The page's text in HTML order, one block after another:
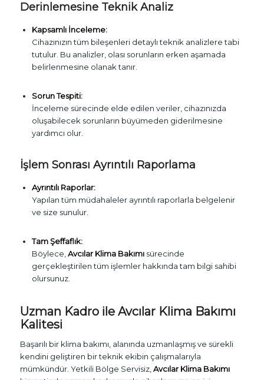
Derinlemesine Teknik Analiz
Kapsamlı İnceleme:
Cihazınızın tüm bileşenleri detaylı teknik analizlere tabi
tutulur. Bu analizler, olası sorunların erken aşamada
belirlenmesine olanak tanır.
Sorun Tespiti:
İnceleme sürecinde elde edilen veriler, cihazınızda
oluşabilecek sorunların büyümeden giderilmesine
yardımcı olur.
İşlem Sonrası Ayrıntılı Raporlama
Ayrıntılı Raporlar:
Yapılan tüm müdahaleler ayrıntılı raporlarla belgelenir
ve size sunulur.
Tam Şeffaflık:
Böylece,Avcılar Klima Bakımısürecinde
gerçekleştirilen tüm işlemler hakkında tam bilgi sahibi
olursunuz.
Uzman Kadro ile Avcılar Klima Bakımı
Kalitesi
Başarılı bir klima bakımı, alanında uzmanlaşmış ve sürekli
kendini geliştiren bir teknik ekibin çalışmalarıyla
mümkündür. Yetkili Bölge Servisiz, Avcılar Klima Bakımı